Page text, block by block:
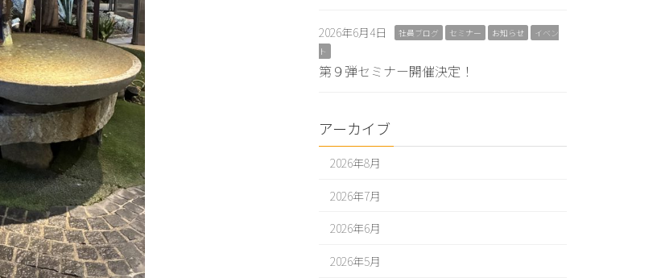
2026年6月4日 社員ブログ セミナー お知らせ
イベン
ト
第９弾セミナー開催決定！
アーカイブ
2026年8月
2026年7月
2026年6月
2026年5月